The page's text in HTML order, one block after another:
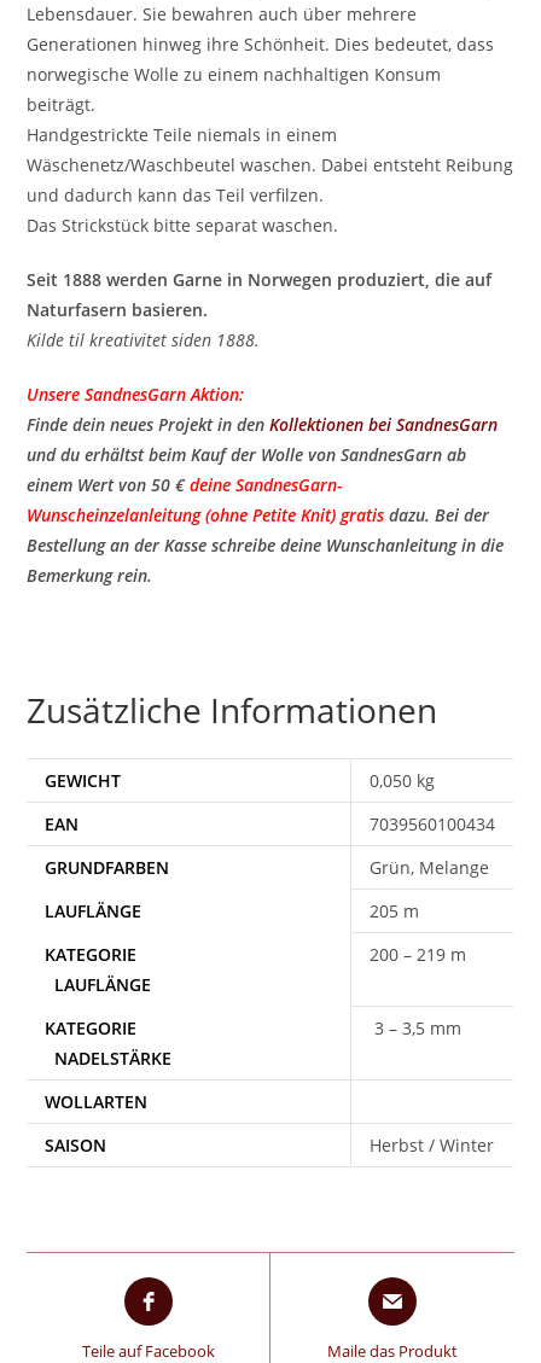
Lebensdauer. Sie bewahren auch über mehrere
Generationen hinweg ihre Schönheit. Dies bedeutet, dass
norwegische Wolle zu einem nachhaltigen Konsum
beiträgt.
Handgestrickte Teile niemals in einem
Wäschenetz/Waschbeutel waschen. Dabei entsteht Reibung
und dadurch kann das Teil verfilzen.
Das Strickstück bitte separat waschen.
Seit 1888 werden Garne in Norwegen produziert, die auf
Naturfasern basieren.
Kilde til kreativitet siden 1888.
Unsere SandnesGarn Aktion:
Finde dein neues Projekt in denKollektionen bei SandnesGarn
und du erhältst beim Kauf der Wolle von SandnesGarn ab
einem Wert von 50 €deine SandnesGarn-
Wunscheinzelanleitung (ohne Petite Knit) gratis ​ dazu. Bei der
Bestellung an der Kasse schreibe deine Wunschanleitung in die
Bemerkung rein.
Zusätzliche Informationen
GEWICHT
0,050 kg
EAN
7039560100434
Grün, Melange
205 m
200 – 219 m
3 – 3,5 mm
WOLLARTEN
SAISON
Herbst / Winter
Teile auf Facebook Maile das Produkt